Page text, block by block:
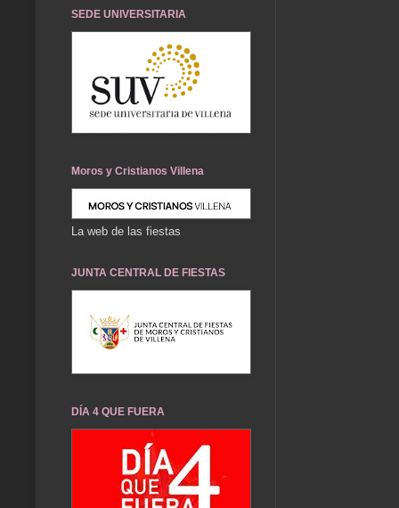
SEDE UNIVERSITARIA
Moros y Cristianos Villena
La web de las fiestas
JUNTA CENTRAL DE FIESTAS
DÍA 4 QUE FUERA